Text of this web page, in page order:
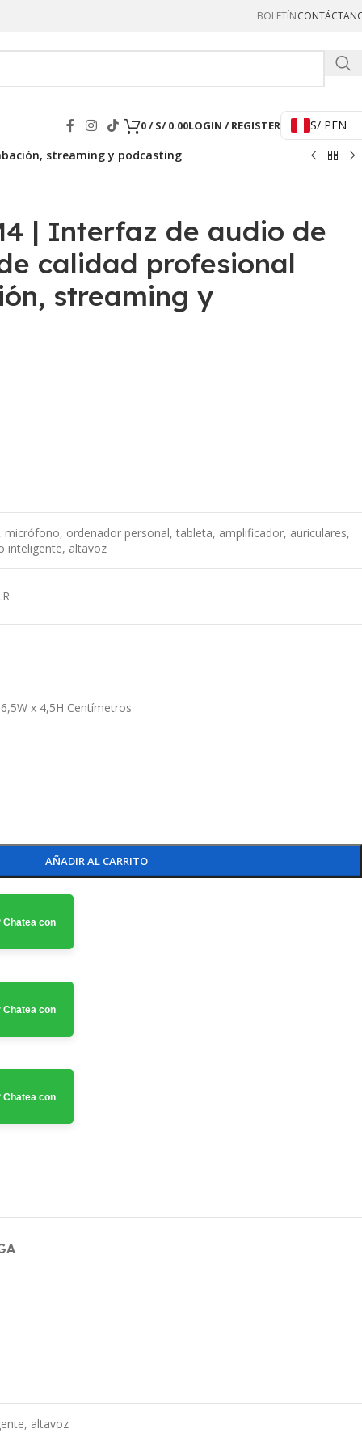
BOLETÍN
0/ S/0.00LOGIN / REGISTER
S/ PEN
streaming y podcasting
| Interfaz de audio de
calidad profesional
streaming y
micrófono, ordenador personal, tableta, amplificador, auriculares,
inteligente, altavoz
x 4,5H Centímetros
AÑADIR AL CARRITO
Chatea con
Chatea con
Chatea con
altavoz